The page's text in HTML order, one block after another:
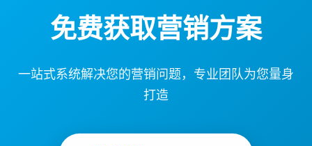
免费获取营销方案
一站式系统解决您的营销问题，专业团队为您量身
打造